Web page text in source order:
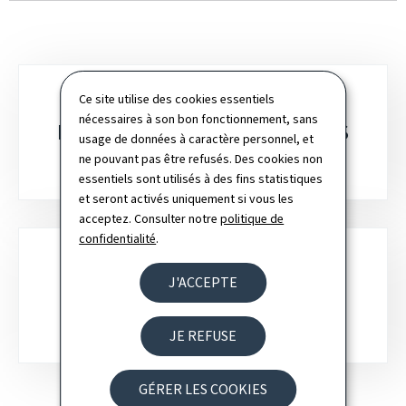
Ce site utilise des cookies essentiels
nécessaires à son bon fonctionnement, sans
usage de données à caractère personnel, et
ne pouvant pas être refusés. Des cookies non
essentiels sont utilisés à des fins statistiques
et seront activés uniquement si vous les
acceptez. Consulter notrepolitique de
confidentialité.
J'ACCEPTE
JE REFUSE
GÉRER LES COOKIES
Sous-
rubriques
DEMANDE D'AUTORISATIONS
DIPLOMATIQUES (DIC) POUR LES
AÉRONEFS D'ÉTAT ÉTRANGERS
CERTIFICAT D’ÉLIGIBILITÉ AUX
MARCHÉS PUBLICS DE L’OTAN